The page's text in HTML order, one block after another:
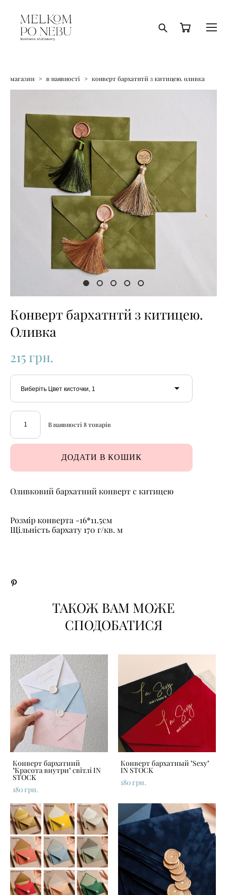
магазин > в наявності > конверт бархатнтй з китицею. оливка
Конверт бархатнтй з китицею.
Оливка
215 грн.
Виберіть Цвет кисточки, 1
В наявності 8 товарів
ДОДАТИ В КОШИК
Оливковий бархатний конверт с китицею
Розмір конверта -16*11.5см
Щільність бархату 170 г/кв. м
ТАКОЖ ВАМ МОЖЕ
СПОДОБАТИСЯ
Конверт бархатний
"Красота внутри" світлі IN
STOCK
180 грн.
Конверт бархатный "Sexy"
IN STOCK
180 грн.